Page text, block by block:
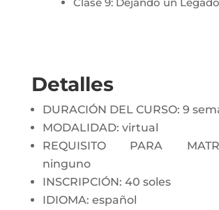
Detalles
DURACIÓN DEL CURSO: 9
MODALIDAD: virtual
REQUISITO PARA
ninguno
INSCRIPCIÓN: 40 soles
IDIOMA: español